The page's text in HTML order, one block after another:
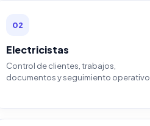
02
Electricistas
Control de clientes, trabajos,
documentos y seguimiento operativo.